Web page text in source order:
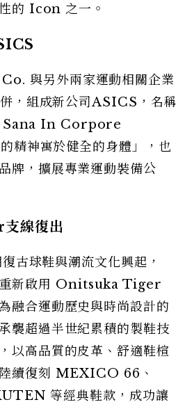
的 Icon 之一。
與另外兩家運動相關企業
，組成新公司ASICS，名稱
Sana In Corpore
精神寓於健全的身體」，也
牌，擴展專業運動裝備公
線復出
古球鞋與潮流文化興起，
新啟用 Onitsuka Tiger
融合運動歷史與時尚設計的
襲超過半世紀累積的製鞋技
以高品質的皮革、舒適鞋楦
續復刻 MEXICO 66、
等經典鞋款，成功讓